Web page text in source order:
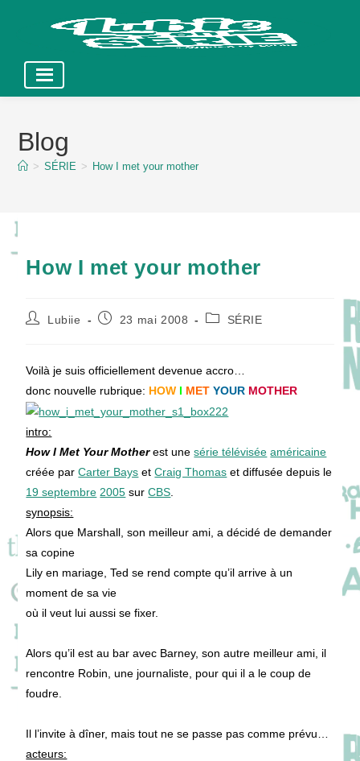
contentBlog
> SÉRIE > How I met your mother
How I met your mother
Auteur/autrice
Lubiie
Publication
23 mai 2008
PostSÉRIE
Voilà je suis officiellement devenue accro…
donc nouvelle rubrique: HOW I METYOUR MOTHER
intro:
How I Met Your Motherest unesérie télévisée américaine
créée parCarter Bays etCraig Thomas et diffusée depuis le
19 septembre 2005 surCBS
synopsis:
Alors que Marshall, son meilleur ami, a décidé de demander
sa copine
Lily en mariage, Ted se rend compte qu’il arrive à un
moment de sa vie
où il veut lui aussi se fixer.
Alors qu’il est au bar avec Barney, son autre meilleur ami, il
rencontre Robin, une journaliste, pour qui il a le coup de
foudre.
Il l’invite à dîner, mais tout ne se passe pas comme prévu…
acteurs: